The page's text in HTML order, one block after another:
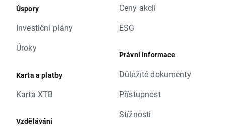
Úspory
Investiční plány
Úroky
Karta a platby
Karta XTB
Vzdělávání
Ceny akcií
ESG
Právní informace
Důležité dokumenty
Přístupnost
Stížnosti